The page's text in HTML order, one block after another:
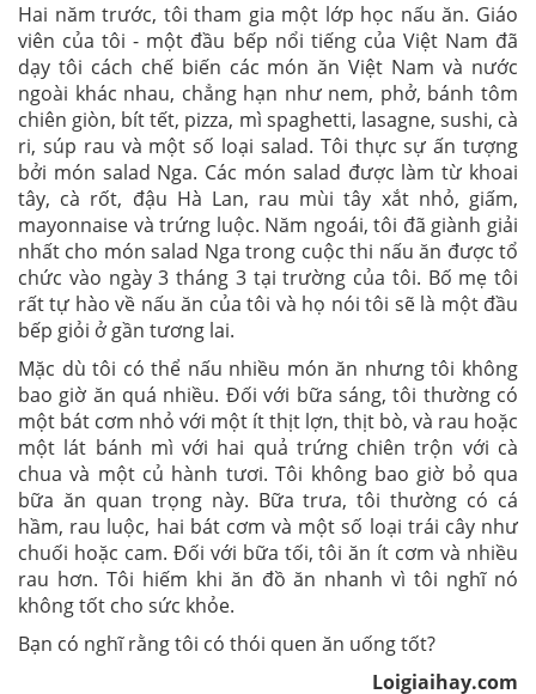
Hai năm trước, tôi tham gia một lớp học nấu ăn. Giáo
viên của tôi - một đầu bếp nổi tiếng của Việt Nam đã
dạy tôi cách chế biến các món ăn Việt Nam và nước
ngoài khác nhau, chẳng hạn như nem, phở, bánh tôm
chiên giòn, bít tết, pizza, mì spaghetti, lasagne, sushi, cà
ri, súp rau và một số loại salad. Tôi thực sự ấn tượng
bởi món salad Nga. Các món salad được làm từ khoai
tây, cà rốt, đậu Hà Lan, rau mùi tây xắt nhỏ, giấm,
mayonnaise và trứng luộc. Năm ngoái, tôi đã giành giải
nhất cho món salad Nga trong cuộc thi nấu ăn được tổ
chức vào ngày 3 tháng 3 tại trường của tôi. Bố mẹ tôi
rất tự hào về nấu ăn của tôi và họ nói tôi sẽ là một đầu
bếp giỏi ở gần tương lai.
Mặc dù tôi có thể nấu nhiều món ăn nhưng tôi không
bao giờ ăn quá nhiều. Đối với bữa sáng, tôi thường có
một bát cơm nhỏ với một ít thịt lợn, thịt bò, và rau hoặc
một lát bánh mì với hai quả trứng chiên trộn với cà
chua và một củ hành tươi. Tôi không bao giờ bỏ qua
bữa ăn quan trọng này. Bữa trưa, tôi thường có cá
hầm, rau luộc, hai bát cơm và một số loại trái cây như
chuối hoặc cam. Đối với bữa tối, tôi ăn ít cơm và nhiều
rau hơn. Tôi hiếm khi ăn đồ ăn nhanh vì tôi nghĩ nó
không tốt cho sức khỏe.
Bạn có nghĩ rằng tôi có thói quen ăn uống tốt?
Loigiaihay.com